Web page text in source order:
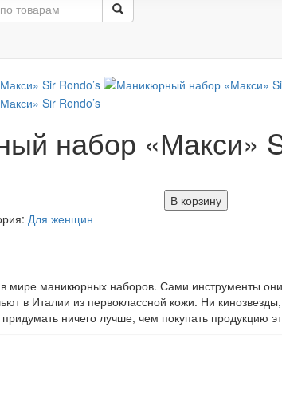
набор «Макси»
В корзину
Для женщин
мире маникюрных наборов. Сами инструменты
в Италии из первоклассной кожи. Ни
ничего лучше, чем покупать продукцию